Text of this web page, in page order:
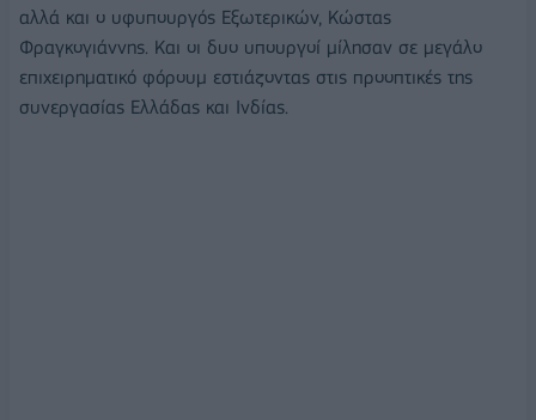
αλλά και ο υφυπουργός Εξωτερικών, Κώστας
Φραγκογιάννης. Και οι δυο υπουργοί μίλησαν σε μεγάλο
επιχειρηματικό φόρουμ εστιάζοντας στις προοπτικές της
συνεργασίας Ελλάδας και Ινδίας.